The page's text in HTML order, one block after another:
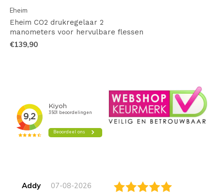
Eheim
Eheim CO2 drukregelaar 2
manometers voor hervulbare flessen
€139,90
Addy 07-08-2026